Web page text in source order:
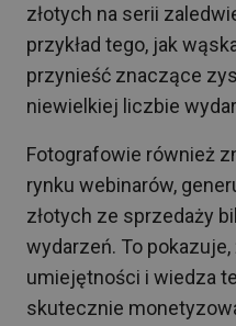
złotych na serii
przykład tego, jak
przynieść znaczące
niewielkiej liczbie
Fotografowie również
rynku webinarów,
złotych ze sprzedaży
wydarzeń. To
umiejętności i wiedza
skutecznie